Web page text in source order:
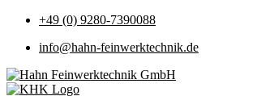
+49 (0) 9280-7390088
info@hahn-feinwerktechnik.de